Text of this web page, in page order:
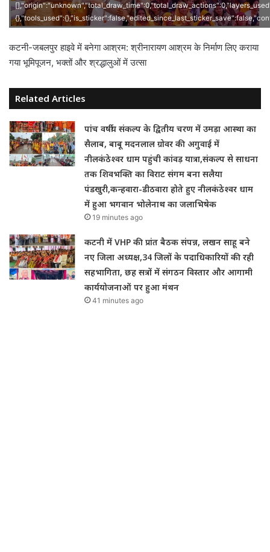
कटनी-जबलपुर हाइवे में बनेगा आश्रम: श्रीनारायण आश्रम के निर्माण लिए कराया
गया भूमिपूजन, भक्तों और श्रद्धालुओं में उत्सा
Related Articles
पांच वर्षीय संकल्प के द्वितीय चरण में उमड़ा आस्था का
सैलाब, बाबू मदनलाल ग्रोवर की अगुवाई में
नीलकंठेश्वर धाम पहुंची कांवड़ यात्रा,संकल्प से साधना
तक शिवभक्ति का विराट संगम बना सलैया
पंडखुरी,कन्हवारा-डीठवारा होते हुए नीलकंठेश्वर धाम
में हुआ भगवान भोलेनाथ का जलाभिषेक
19 minutes ago
कटनी में VHP की प्रांत बैठक संपन्न, लखन साहू बने
नए जिला अध्यक्ष,34 जिलों के पदाधिकारियों की रही
सहभागिता, छह सत्रों में संगठन विस्तार और आगामी
कार्ययोजनाओं पर हुआ मंथन
41 minutes ago